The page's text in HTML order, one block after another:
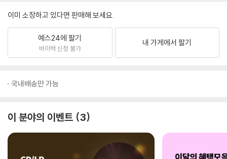
이미 소장하고 있다면 판매해 보세요.
예스24에 팔기
바이백 신청 불가
내 가게에서 팔기
국내배송만 가능
이 분야의 이벤트 3